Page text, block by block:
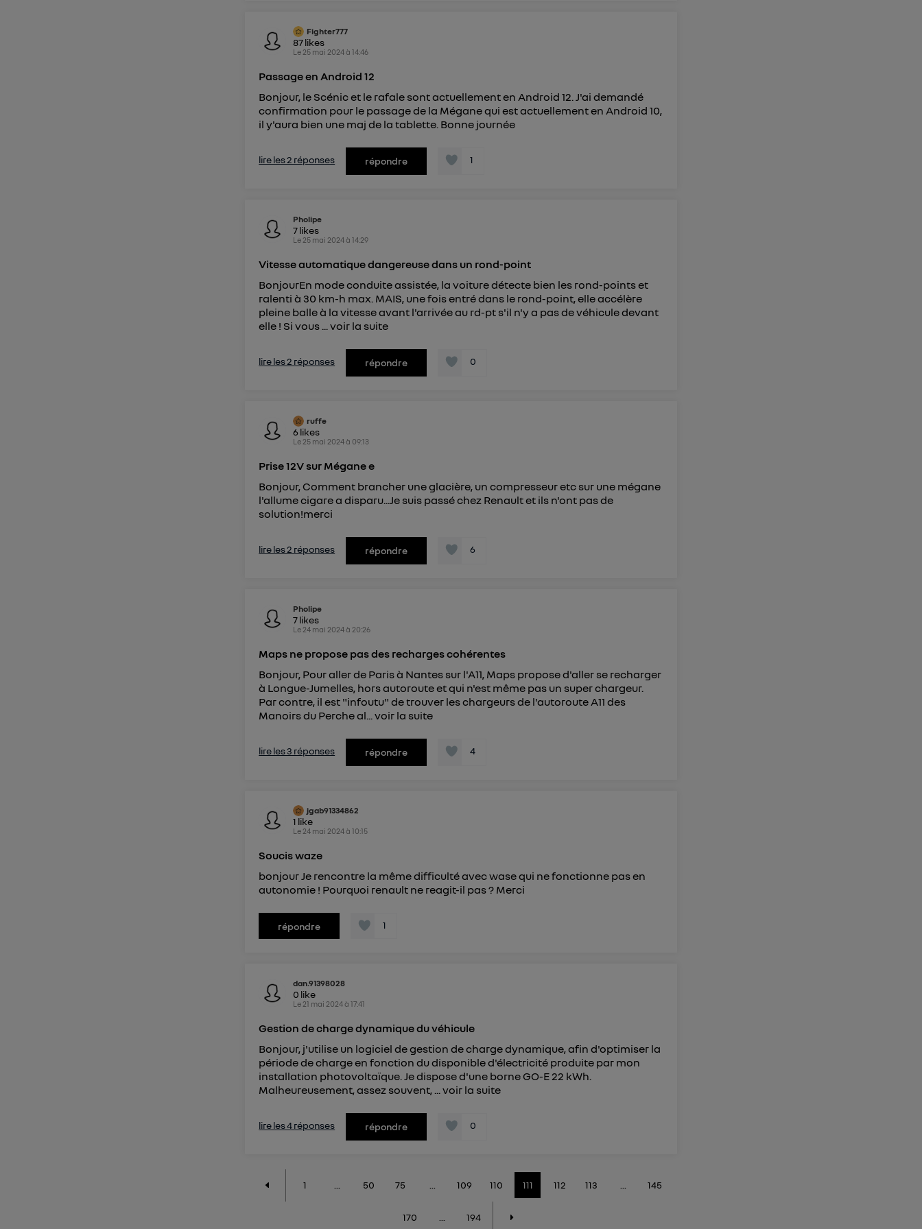
Fighter777
87likes
Le 25 mai 2024à14:46
Passage en Android 12
Bonjour, le Scénic et le rafale sont actuellement en Android 12. J'ai demandé
confirmation pour le passage de la Mégane qui est actuellement en Android 10,
il y'aura bien une maj de la tablette. Bonne journée
lire les 2 réponses répondre 1
Pholipe
7likes
Le 25 mai 2024à14:29
Vitesse automatique dangereuse dans un rond-point
BonjourEn mode conduite assistée, la voiture détecte bien les rond-points et
ralenti à 30 km-h max. MAIS, une fois entré dans le rond-point, elle accélère
pleine balle à la vitesse avant l'arrivée au rd-pt s'il n'y a pas de véhicule devant
elle ! Si vous ...voir la suite
lire les 2 réponses répondre 0
ruffe
6 likes
Le 25 mai 2024à 09:13
Prise 12V sur Mégane e
Bonjour, Comment brancher une glacière, un compresseur etc sur une mégane
l'allume cigare a disparu...Je suis passé chez Renault et ils n'ont pas de
solution!merci
lire les 2 réponses répondre 6
Pholipe
7likes
Le 24 mai 2024à 20:26
Maps ne propose pas des recharges cohérentes
Bonjour, Pour aller de Paris à Nantes sur l'A11, Maps propose d'aller se recharger
à Longue-Jumelles, hors autoroute et qui n'est même pas un super chargeur.
Par contre, il est "infoutu" de trouver les chargeurs de l'autoroute A11 des
Manoirs du Perche al...voir la suite
lire les 3 réponses répondre 4
jgab91334862
1 like
Le 24 mai 2024à10:15
Soucis waze
bonjour Je rencontre la même difficulté avec wase qui ne fonctionne pas en
autonomie ! Pourquoi renault ne reagit-il pas ? Merci
répondre 1
dan.91398028
0 like
Le 21 mai 2024à17:41
Gestion de charge dynamique du véhicule
Bonjour, j'utilise un logiciel de gestion de charge dynamique, afin d'optimiser la
période de charge en fonction du disponible d'électricité produite par mon
installation photovoltaïque. Je dispose d'une borne GO-E 22 kWh.
Malheureusement, assez souvent, ...voir la suite
lire les 4 réponses répondre 0
1 50 75 109 110 111 112 113 145
170 194